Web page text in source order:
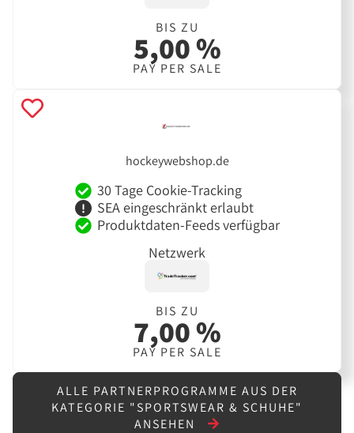
BIS ZU
5,00 %
PAY PER SALE
hockeywebshop.de
30 Tage Cookie-Tracking
SEA eingeschränkt erlaubt
Produktdaten-Feeds verfügbar
Netzwerk
BIS ZU
7,00 %
PAY PER SALE
ALLE PARTNERPROGRAMME AUS DER
KATEGORIE "SPORTSWEAR & SCHUHE"
ANSEHEN